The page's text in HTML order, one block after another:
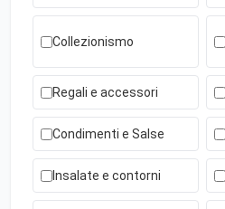
Collezionismo
Regali e accessori
Condimenti e Salse
Insalate e contorni